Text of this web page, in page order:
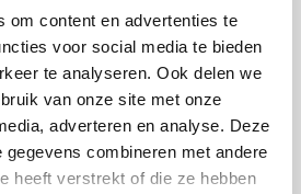
om content en advertenties te
voor social media te bieden
te analyseren. Ook delen we
van onze site met onze
adverteren en analyse. Deze
gegevens combineren met andere
heeft verstrekt of die ze hebben
eindrucksvollen Bildern.